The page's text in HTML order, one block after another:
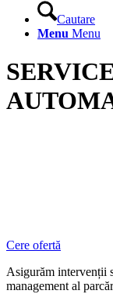
Cautare
Menu Menu
Cere ofertă
Asigurăm intervenții
management al